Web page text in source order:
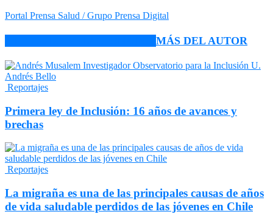
Portal Prensa Salud / Grupo Prensa Digital
MÁS DEL AUTOR
Reportajes
Primera ley de Inclusión: 16 años de avances y
brechas
Reportajes
La migraña es una de las principales causas de años
de vida saludable perdidos de las jóvenes en Chile